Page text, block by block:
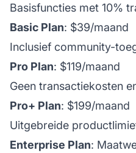
Basisfuncties met 10%
Basic Plan: $39/maand
Inclusief community-
Pro Plan: $119/maand
Geen transactiekosten
Pro+ Plan: $199/maand
Uitgebreide
Enterprise Plan: